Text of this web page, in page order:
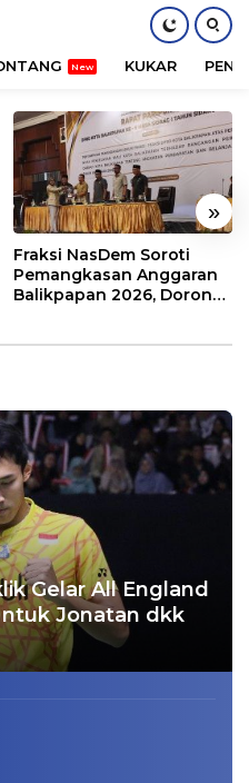
KUKAR
»
Fraksi NasDem Soroti
Pemangkasan Anggaran
Balikpapan 2026, Dorong
Gelar All England
Jonatan dkk